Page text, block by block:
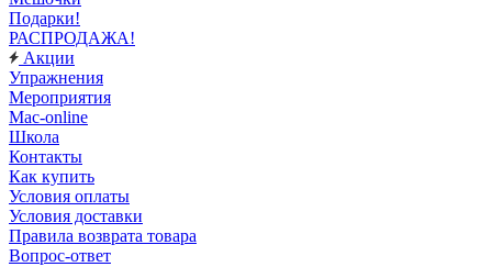
Подарки!
РАСПРОДАЖА!
Акции
Упражнения
Мероприятия
Mac-online
Школа
Контакты
Как купить
Условия оплаты
Условия доставки
Правила возврата товара
Вопрос-ответ